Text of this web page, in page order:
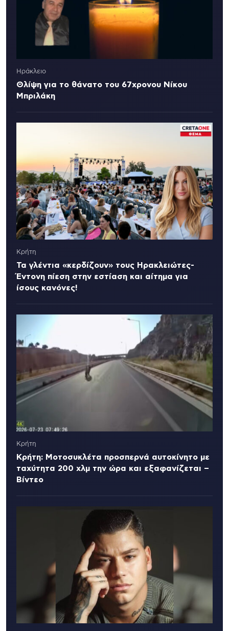
Ηράκλειο
Θλίψη για το θάνατο του 67χρονου Νίκου
Μπριλάκη
Κρήτη
Τα γλέντια «κερδίζουν» τους Ηρακλειώτες-
Έντονη πίεση στην εστίαση και αίτημα για
ίσους κανόνες!
Κρήτη
Κρήτη: Μοτοσυκλέτα προσπερνά αυτοκίνητο με
ταχύτητα 200 χλμ την ώρα και εξαφανίζεται –
Βίντεο